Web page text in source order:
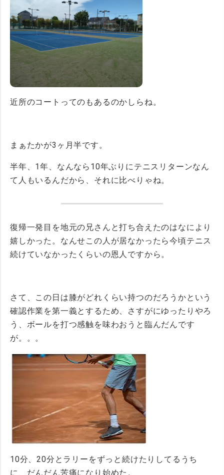
近所のコートってのもあるのかしらね。
まぁたかが3ヶ月半です。
半年、1年、なんなら10年ぶりにテニスリターンなん
て人もいるんだから、それに比べりゃね。
復帰一発目を地元の兄さんと打ち合えたのはなにより
嬉しかった。なんせこの人が居なかったら今頃テニス
続けていなかったくらいの恩人ですから。
さて、この日は膝がどれくらい持つのだろうかという
確認作業を第一義とするため、さすがにゆったりやろ
う、ボールを打つ感触を味わおうと臨んだんです
が。。。
10分、20分とラリーをずっと続けたりしてるうち
に、だんだん苦痛になり始めた。